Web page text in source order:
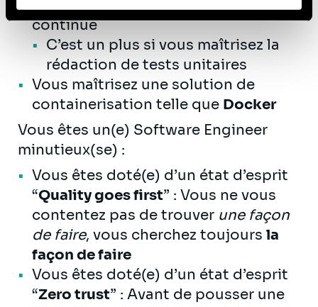
techniques et outils d’intégration
continue
C’est un plus si vous maîtrisez la
rédaction de tests unitaires
Vous maîtrisez une solution de
containerisation telle que Docker
Vous êtes un(e) Software Engineer
minutieux(se) :
Vous êtes doté(e) d’un état d’esprit
“Quality goes first” : Vous ne vous
contentez pas de trouver une façon
de faire, vous cherchez toujours la
façon de faire
Vous êtes doté(e) d’un état d’esprit
“Zero trust” : Avant de pousser une